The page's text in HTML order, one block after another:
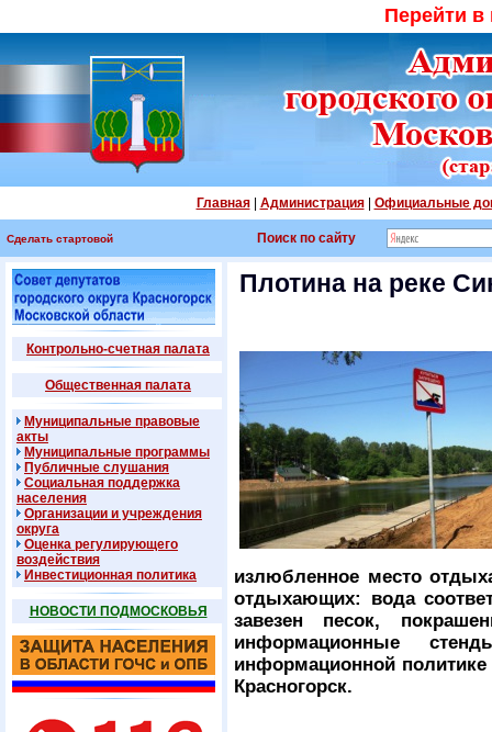
Перейти
Главная| Администрация| Официальные
Сделать стартовой Поиск по сайту
Контрольно-счетная палата
Общественная палата
Муниципальные правовые
акты
Муниципальные программы
Публичные слушания
Социальная поддержка
населения
Организации и учреждения
округа
Оценка регулирующего
воздействия
Инвестиционная политика
НОВОСТИ ПОДМОСКОВЬЯ
Плотина на реке
излюбленное место
отдыхающих: вода
завезен песок,
информационные
информационной политике
Красногорск.